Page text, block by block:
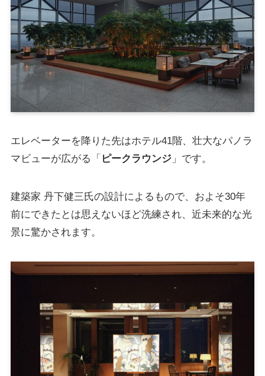
エレベーターを降りた先はホテル41階、壮大なパノラ
マビューが広がる「 ピークラウンジ」です。
建築家 丹下健三氏の設計によるもので、およそ30年
前にできたとは思えないほど洗練され、近未来的な光
景に驚かされます。